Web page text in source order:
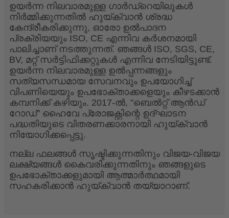
ഉയർന്ന നിലവാരമുള്ള ഗാർഡ്‌റെയിലുകൾ
നിർമ്മിക്കുന്നതിൽ ഹുയ്‌ക്വാൻ ശ്രദ്ധ
കേന്ദ്രീകരിക്കുന്നു, ഓരോ ഉൽ‌പാദന
പ്രക്രിയയും ISO, CE എന്നിവ കർശനമായി
പാലിച്ചാണ് നടത്തുന്നത്. ഞങ്ങൾ ISO, SGS, CE,
BV, മറ്റ് സർട്ടിഫിക്കറ്റുകൾ എന്നിവ നേടിയിട്ടുണ്ട്.
ഉയർന്ന നിലവാരമുള്ള ഉൽപ്പന്നങ്ങളും
സത്യസന്ധമായ സേവനവും ഉപയോഗിച്ച്
വിപണിയെയും ഉപഭോക്താക്കളെയും കീഴടക്കാൻ
കമ്പനിക്ക് കഴിയും. 2017-ൽ, "ബെൽറ്റ് ആൻഡ്
റോഡ്" ഹൈവേ പ്രോജക്റ്റിന്റെ ഉദ്ഘാടന
പദ്ധതിയുടെ വിതരണക്കാരനായി ഹുയ്‌ക്വാൻ
നിയോഗിക്കപ്പെട്ടു.
നല്ല ഫലങ്ങൾ സൃഷ്ടിക്കുന്നതിനും വിജയ-വിജയ
ലക്ഷ്യങ്ങൾ കൈവരിക്കുന്നതിനും ഞങ്ങളുടെ
ഉപഭോക്താക്കളുമായി ആത്മാർത്ഥമായി
സഹകരിക്കാൻ ഹുയ്‌ക്വാൻ തയ്യാറാണ്.